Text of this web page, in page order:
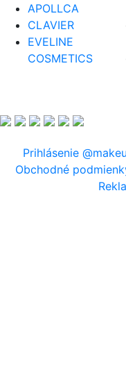
APOLLCA
CLAVIER
EVELINE
COSMETICS
Prihlásenie
Obchodné